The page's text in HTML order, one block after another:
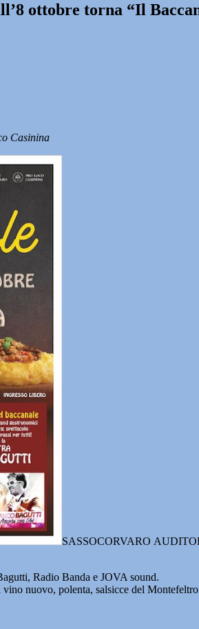
ottobre torna “Il
Casinina
SASSOCORVARO
Radio Banda e JOVA sound.
nuovo, polenta, salsicce del